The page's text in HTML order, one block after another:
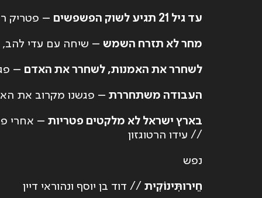
עד גיל 21 תגיע לשוק הפשפשים – פטריק
מחר לא תזרח השמש – שיחה עם עדי להב,
לשחרר את האמנות, לשחרר את האדם –
העבודה משתחררת – פגשנו מקרוב את
בארץ ישראל לא מלקטים פטריות – אחרי
// עידו הרטוגזון
נפש
חֵירותִּינוֹקִית // דוד בן יוסף ונהוראי דיין